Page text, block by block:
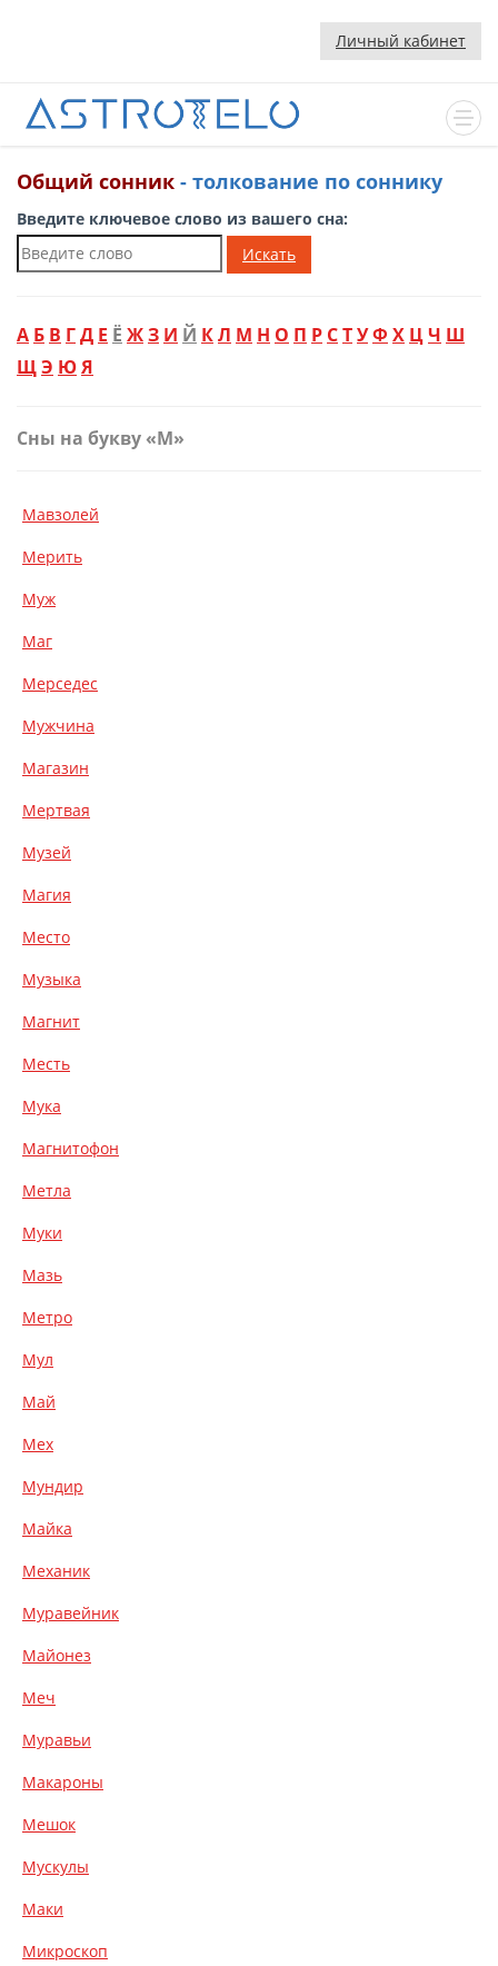
Личный кабинет
Общий сонник - толкование по соннику
Введите ключевое слово из вашего сна:
Искать
А Б В ГД Е Ё ЖЗ И Й КЛ М Н О П Р СТУФ Х ЦЧ Ш
ЩЭ ЮЯ
Сны на букву «М»
Мавзолей
Мерить
Муж
Маг
Мерседес
Мужчина
Магазин
Мертвая
Музей
Магия
Место
Музыка
Магнит
Месть
Мука
Магнитофон
Метла
Муки
Мазь
Метро
Мул
Май
Мех
Мундир
Майка
Механик
Муравейник
Майонез
Меч
Муравьи
Макароны
Мешок
Мускулы
Маки
Микроскоп